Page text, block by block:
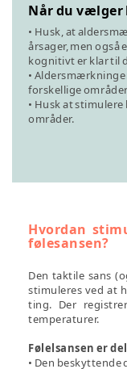
Når du vælger
• Husk, at
årsager, men
kognitivt er klar til
•
forskellige
• Husk at
områder.
Hvordan
følesansen?
Den taktile sans
stimuleres ved at
ting. Der
temperaturer.
Følelsansen er
• Den beskyttende